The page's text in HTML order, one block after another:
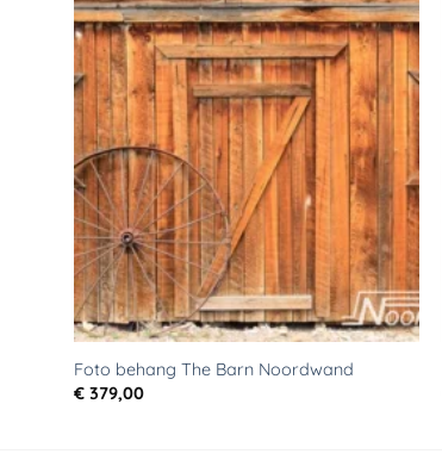
Toevoegen
aan
verlanglijst
Foto behang The Barn Noordwand
€379,00